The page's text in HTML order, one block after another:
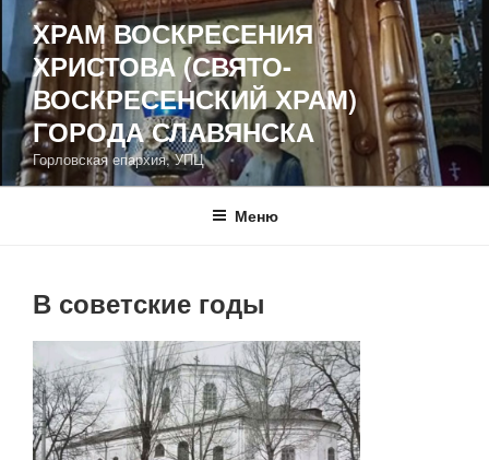
Перейти
содержимому
ХРАМ ВОСКРЕСЕНИЯ
ХРИСТОВА (СВЯТО-
ВОСКРЕСЕНСКИЙ ХРАМ)
ГОРОДА СЛАВЯНСКА
Горловская епархия, УПЦ
Меню
В советские годы